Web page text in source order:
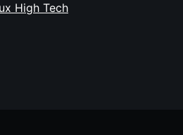
High Tech